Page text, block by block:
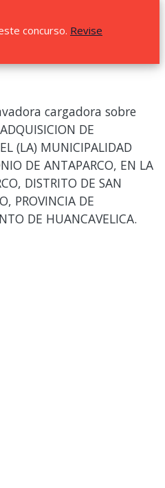
concurso. Revise
cargadora sobre
DE
(LA) MUNICIPALIDAD
DE ANTAPARCO, EN LA
DISTRITO DE SAN
PROVINCIA DE
DE HUANCAVELICA.